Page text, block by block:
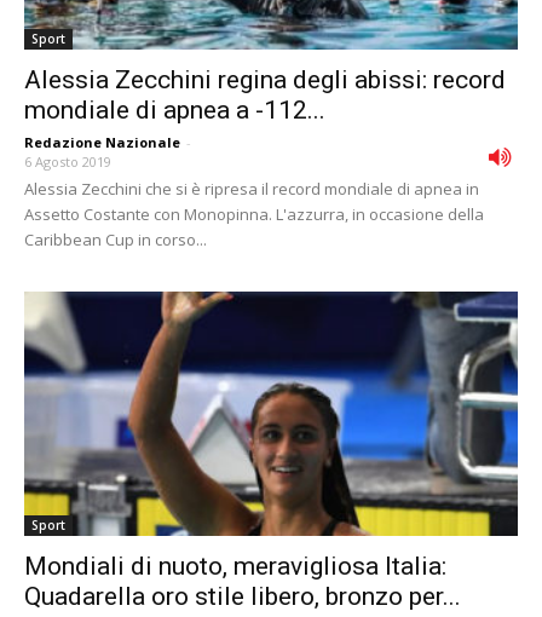
Sport
Alessia Zecchini regina degli abissi: record
mondiale di apnea a -112...
Redazione Nazionale -
6 Agosto 2019
Alessia Zecchini che si è ripresa il record mondiale di apnea in
Assetto Costante con Monopinna. L'azzurra, in occasione della
Caribbean Cup in corso...
Sport
Mondiali di nuoto, meravigliosa Italia:
Quadarella oro stile libero, bronzo per...